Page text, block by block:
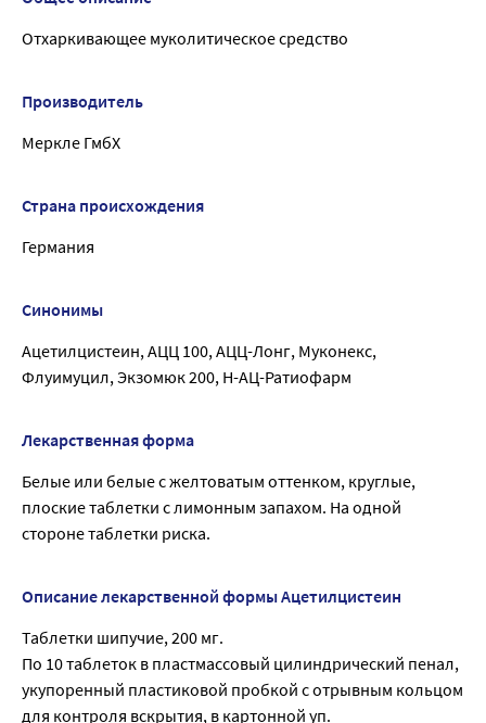
Отхаркивающее муколитическое средство
Производитель
Меркле ГмбХ
Страна происхождения
Германия
Синонимы
Ацетилцистеин, АЦЦ 100, АЦЦ-Лонг, Муконекс,
Флуимуцил, Экзомюк 200, Н-АЦ-Ратиофарм
Лекарственная форма
Белые или белые с желтоватым оттенком, круглые,
плоские таблетки с лимонным запахом. На одной
стороне таблетки риска.
Описание лекарственной формы Ацетилцистеин
Таблетки шипучие, 200 мг.
По 10 таблеток в пластмассовый цилиндрический пенал,
укупоренный пластиковой пробкой с отрывным кольцом
для контроля вскрытия, в картонной уп.